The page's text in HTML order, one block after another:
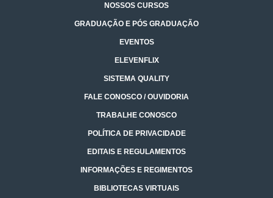
NOSSOS CURSOS
GRADUAÇÃO E PÓS GRADUAÇÃO
EVENTOS
ELEVENFLIX
SISTEMA QUALITY
FALE CONOSCO / OUVIDORIA
TRABALHE CONOSCO
POLÍTICA DE PRIVACIDADE
EDITAIS E REGULAMENTOS
INFORMAÇÕES E REGIMENTOS
BIBLIOTECAS VIRTUAIS